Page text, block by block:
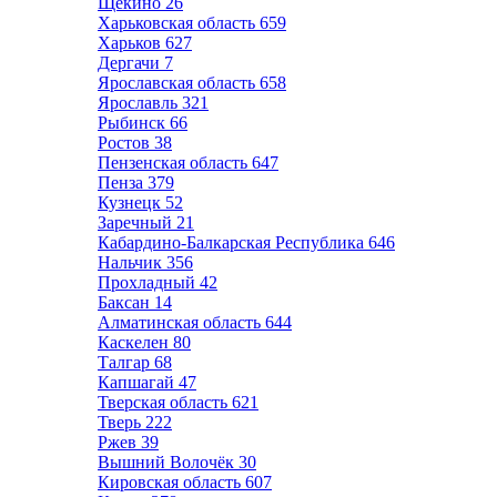
Харьковская область 659
Харьков 627
Дергачи 7
Ярославская область 658
Ярославль 321
Рыбинск 66
Ростов 38
Пензенская область 647
Пенза 379
Кузнецк 52
Заречный 21
Кабардино-Балкарская Республика 646
Нальчик 356
Прохладный 42
Баксан 14
Алматинская область 644
Каскелен 80
Талгар 68
Капшагай 47
Тверская область 621
Тверь 222
Ржев 39
Вышний Волочёк 30
Кировская область 607